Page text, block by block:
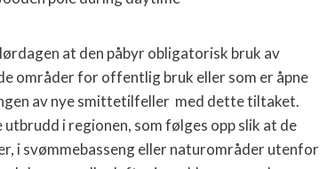
at den påbyr obligatorisk bruk av
områder for offentlig bruk eller som er åpne
av nye smittetilfeller med dette tiltaket.
i regionen, som følges opp slik at de
i svømmebasseng eller naturområder utenfor